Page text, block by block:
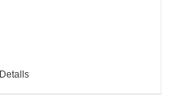
Detalls